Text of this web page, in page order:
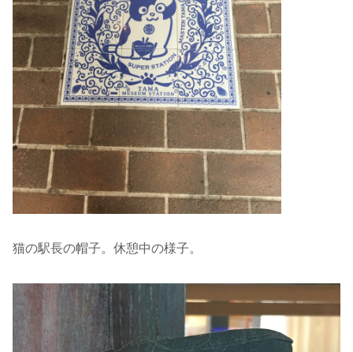
猫の駅長の帽子。休憩中の様子。